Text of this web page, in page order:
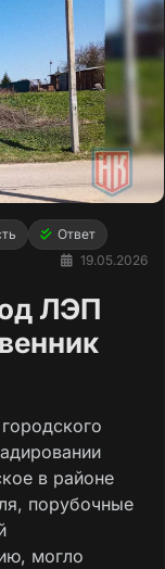
Ответ
19.05.2026
ЛЭП
в районе
порубочные
могло